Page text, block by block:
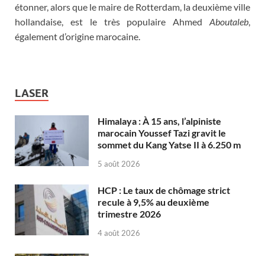
étonner, alors que le maire de Rotterdam, la deuxième ville
hollandaise, est le très populaire Ahmed Aboutaleb,
également d’origine marocaine.
LASER
Himalaya : À 15 ans, l’alpiniste
marocain Youssef Tazi gravit le
sommet du Kang Yatse II à 6.250 m
5 août 2026
HCP : Le taux de chômage strict
recule à 9,5% au deuxième
trimestre 2026
4 août 2026